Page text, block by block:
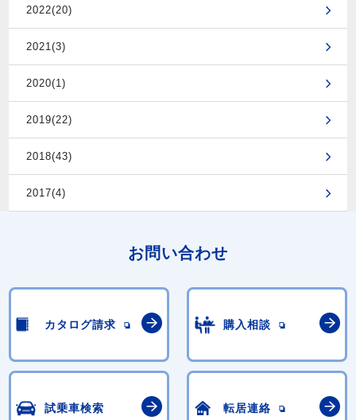
2022(20)
2021(3)
2020(1)
2019(22)
2018(43)
2017(4)
お問い合わせ
カタログ請求 購入相談
試乗車検索 転居連絡